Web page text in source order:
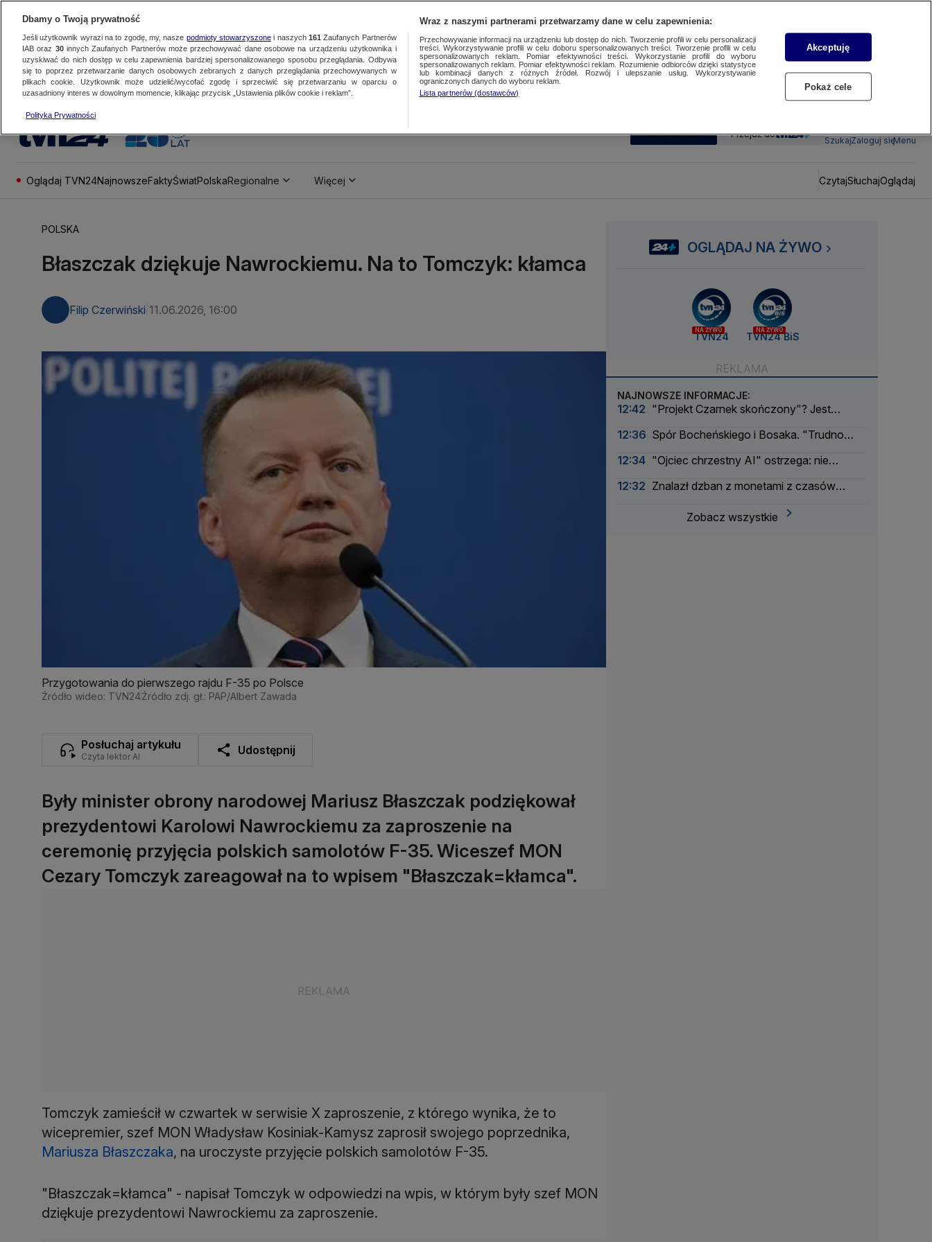
SUBSKRYBUJ Przejdź do
SzukajZaloguj sięMenu
Oglądaj TVN24NajnowszeFaktyŚwiatPolskaRegionalne Więcej CzytajSłuchajOglądaj
POLSKA
Błaszczak dziękuje Nawrockiemu. Na to Tomczyk: kłamca
Filip Czerwiński 11.06.2026, 16:00
Przygotowania do pierwszego rajdu F-35 po Polsce
Źródło wideo: TVN24Źródło zdj. gł.: PAP/Albert Zawada
Posłuchaj artykułu
Czyta lektor AI Udostępnij
Były minister obrony narodowej Mariusz Błaszczak podziękował
prezydentowi Karolowi Nawrockiemu za zaproszenie na
ceremonię przyjęcia polskich samolotów F-35. Wiceszef MON
Cezary Tomczyk zareagował na to wpisem "Błaszczak=kłamca".
Tomczyk zamieścił w czwartek w serwisie X zaproszenie, z którego wynika, że to
wicepremier, szef MON Władysław Kosiniak-Kamysz zaprosił swojego poprzednika,
Mariusza Błaszczaka, na uroczyste przyjęcie polskich samolotów F-35.
"Błaszczak=kłamca" - napisał Tomczyk w odpowiedzi na wpis, w którym były szef MON
dziękuje prezydentowi Nawrockiemu za zaproszenie.
OGLĄDAJ NA ŻYWO
NA ŻYWO
TVN24
NA ŻYWO
TVN24 BiS
NAJNOWSZE INFORMACJE:
12:42 "Projekt Czarnek skończony"? Jest
12:36 Spór Bocheńskiego i Bosaka. "Trudno
12:34 "Ojciec chrzestny AI" ostrzega: nie
12:32 Znalazł dzban z monetami z czasów
Zobacz wszystkie
Dbamy o Twoją prywatność
Jeśli użytkownik wyrazi na to zgodę, my, nasze podmioty stowarzyszonei naszych 161 Zaufanych Partnerów
IAB oraz 30innych Zaufanych Partnerów może przechowywać dane osobowe na urządzeniu użytkownika i
uzyskiwać do nich dostęp w celu zapewnienia bardziej spersonalizowanego sposobu przeglądania. Odbywa
się to poprzez przetwarzanie danych osobowych zebranych z danych przeglądania przechowywanych w
plikach cookie. Użytkownik może udzielić/wycofać zgodę i sprzeciwić się przetwarzaniu w oparciu o
uzasadniony interes w dowolnym momencie, klikając przycisk „Ustawienia plików cookie i reklam”.
Polityka Prywatności
Wraz z naszymi partnerami przetwarzamy dane w celu zapewnienia:
Przechowywanie informacji na urządzeniu lub dostęp do nich. Tworzenie profili w celu personalizacji
treści. Wykorzystywanie profili w celu doboru spersonalizowanych treści. Tworzenie profili w celu
spersonalizowanych reklam. Pomiar efektywności treści. Wykorzystanie profili do wyboru
spersonalizowanych reklam. Pomiar efektywności reklam. Rozumienie odbiorców dzięki statystyce
lub kombinacji danych z różnych źródeł. Rozwój i ulepszanie usług. Wykorzystywanie
ograniczonych danych do wyboru reklam.
Lista partnerów (dostawców)
Akceptuję
Pokaż cele